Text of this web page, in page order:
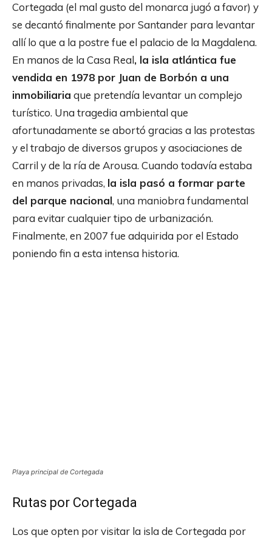
Cortegada (el mal gusto del monarca jugó a favor) y
se decantó finalmente por Santander para levantar
allí lo que a la postre fue el palacio de la Magdalena.
En manos de la Casa Real, la isla atlántica fue
vendida en 1978 por Juan de Borbón a una
inmobiliaria que pretendía levantar un complejo
turístico. Una tragedia ambiental que
afortunadamente se abortó gracias a las protestas
y el trabajo de diversos grupos y asociaciones de
Carril y de la ría de Arousa. Cuando todavía estaba
en manos privadas, la isla pasó a formar parte
del parque nacional, una maniobra fundamental
para evitar cualquier tipo de urbanización.
Finalmente, en 2007 fue adquirida por el Estado
poniendo fin a esta intensa historia.
Playa principal de Cortegada
Rutas por Cortegada
Los que opten por visitar la isla de Cortegada por